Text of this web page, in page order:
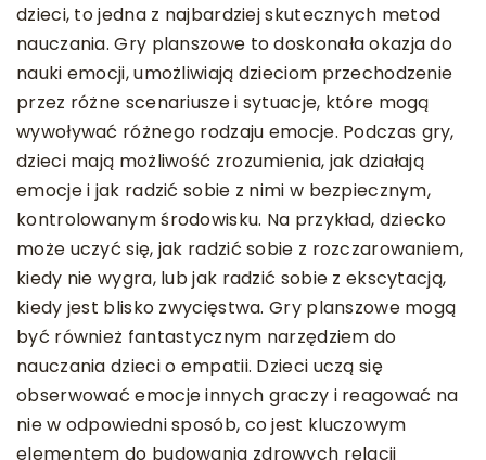
dzieci, to jedna z najbardziej skutecznych metod
nauczania. Gry planszowe to doskonała okazja do
nauki emocji, umożliwiają dzieciom przechodzenie
przez różne scenariusze i sytuacje, które mogą
wywoływać różnego rodzaju emocje. Podczas gry,
dzieci mają możliwość zrozumienia, jak działają
emocje i jak radzić sobie z nimi w bezpiecznym,
kontrolowanym środowisku. Na przykład, dziecko
może uczyć się, jak radzić sobie z rozczarowaniem,
kiedy nie wygra, lub jak radzić sobie z ekscytacją,
kiedy jest blisko zwycięstwa. Gry planszowe mogą
być również fantastycznym narzędziem do
nauczania dzieci o empatii. Dzieci uczą się
obserwować emocje innych graczy i reagować na
nie w odpowiedni sposób, co jest kluczowym
elementem do budowania zdrowych relacji